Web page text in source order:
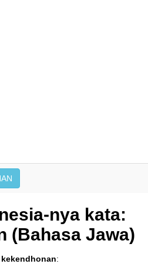
nya kata:
(Bahasa Jawa)
kekendhonan: